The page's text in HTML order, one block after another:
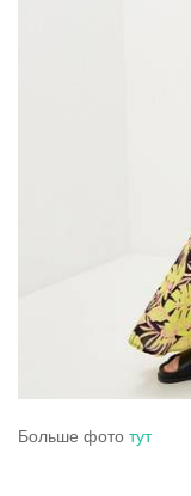
Больше фото тут